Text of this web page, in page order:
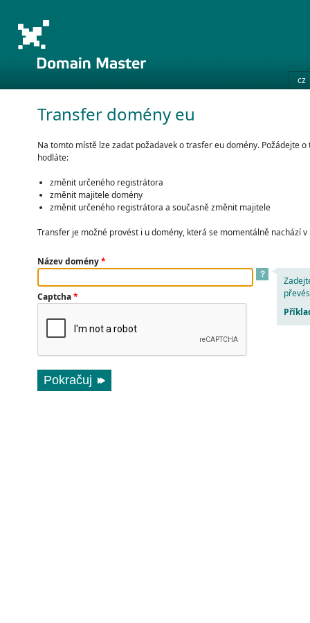
cz
Transfer domény eu
Na tomto místě lze zadat požadavek o trasfer eu domény. Požádejte
hodláte:
změnit určeného registrátora
změnit majitele domény
změnit určeného registrátora a současně změnit majitele
Transfer je možné provést i u domény, která se momentálně nachází
Název domény*
?
Captcha*
Pokračuj